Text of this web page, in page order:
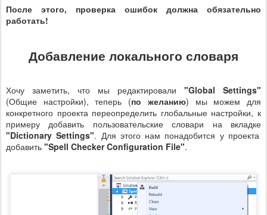
После этого, проверка ошибок должна обязательно
работать!
Добавление локального словаря
Хочу заметить, что мы редактировали "Global Settings"
(Общие настройки), теперь (по желанию) мы можем для
конкретного проекта переопределить глобальные настройки, к
примеру добавить пользовательские словари на вкладке
"Dictionary Settings". Для этого нам понадобится у проекта
добавить "Spell Checker Configuration File".